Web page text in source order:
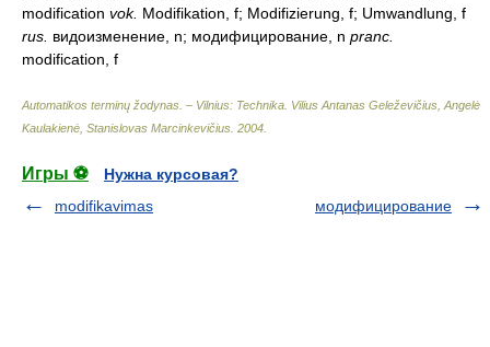
modification vok. Modifikation, f; Modifizierung, f; Umwandlung, f
rus. видоизменение, n; модифицирование, n pranc.
modification, f
Automatikos terminų žodynas. – Vilnius: Technika Vilius Antanas Geleževičius, Angelė
Kaulakienė, Stanislovas Marcinkevičius 2004
Игры ⚽
Нужна курсовая?
modifikavimas
модифицирование